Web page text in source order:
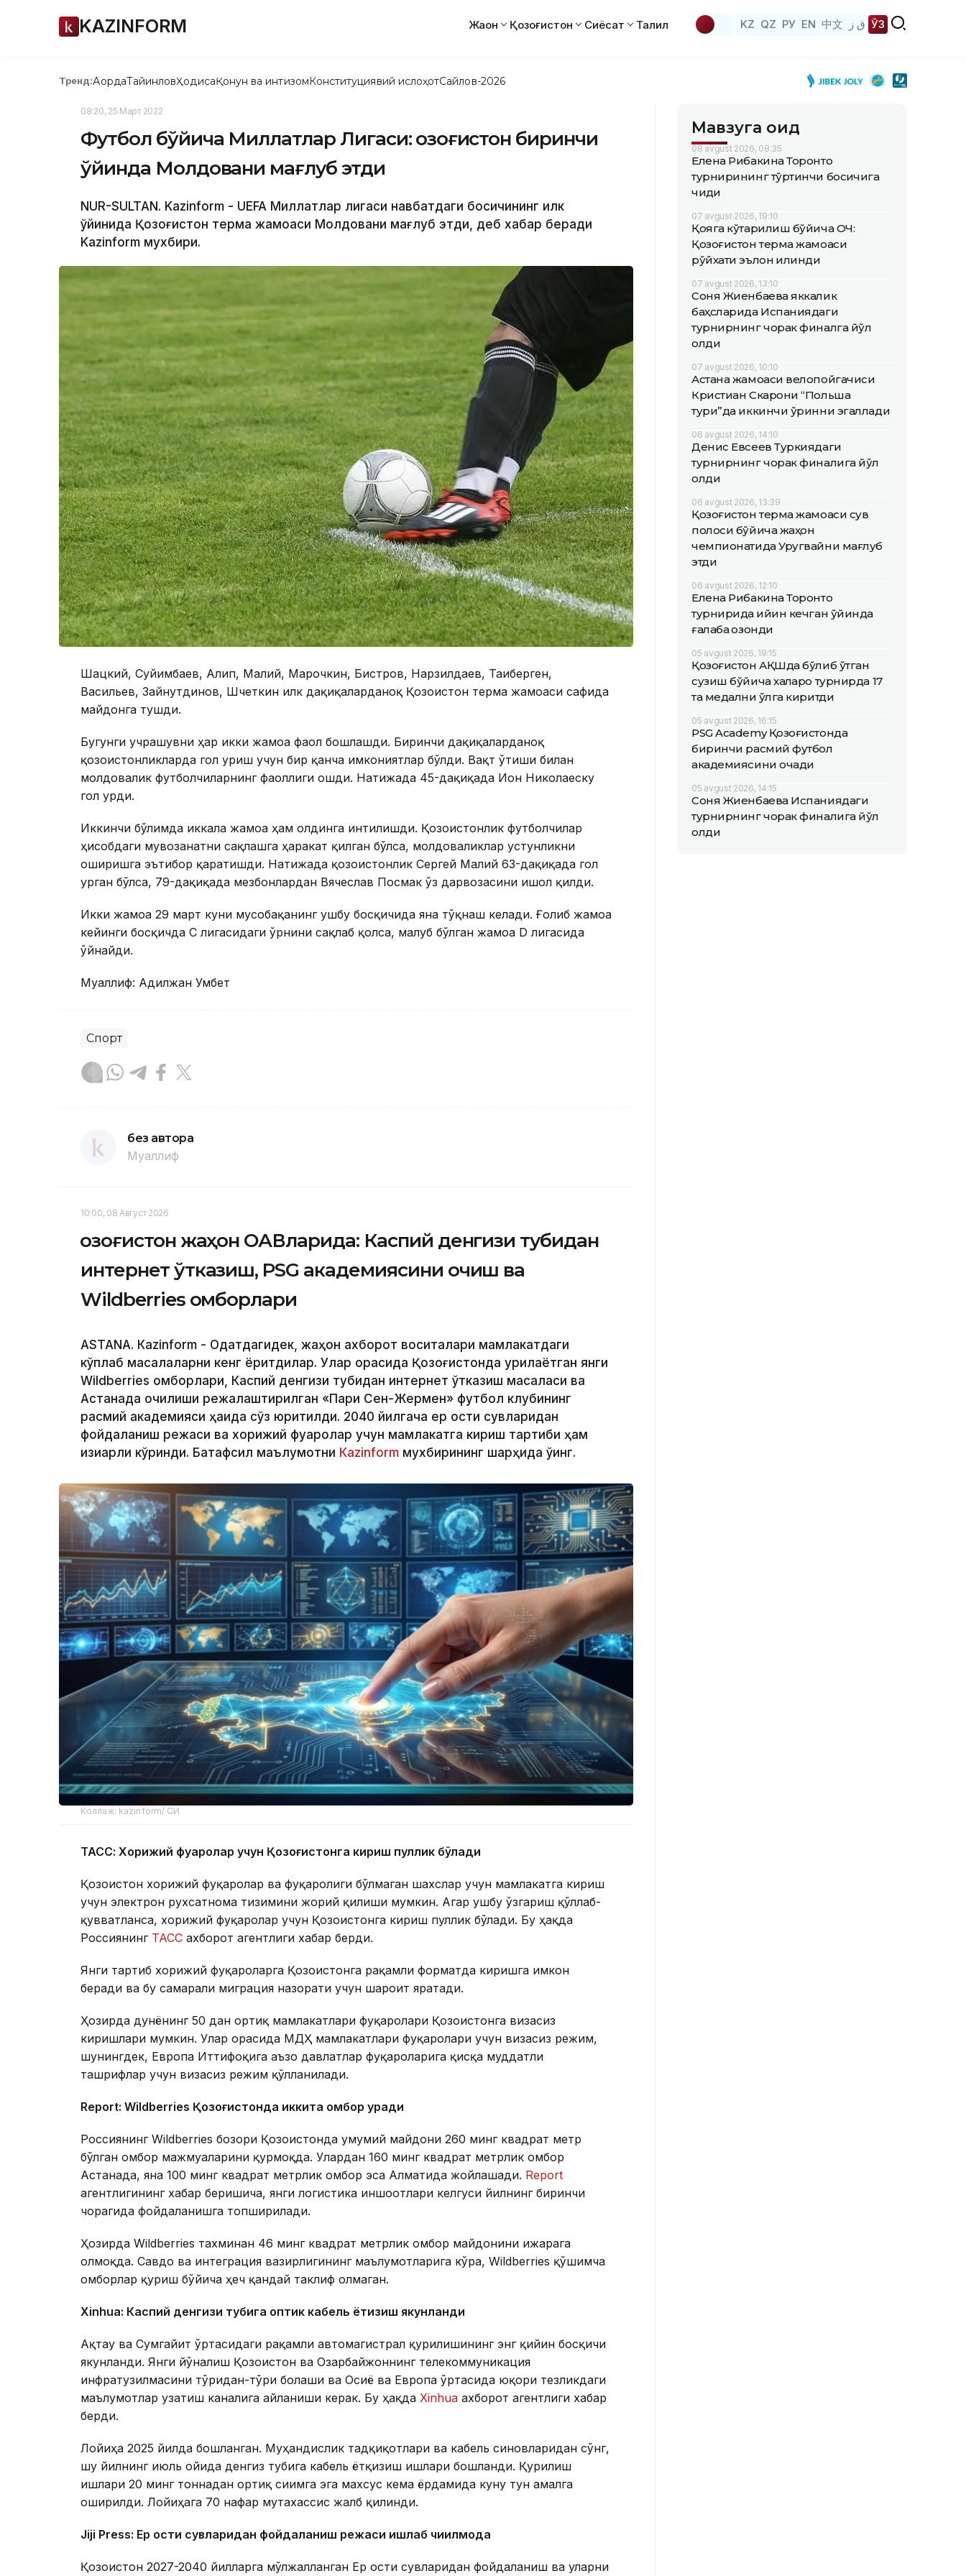
KAZINFORM Жаҳон Қозоғистон Сиёсат Таҳлил KZ QZ РУ EN 中文 ق ز ЎЗ
Тренд:АқордаТайинловҲодисаҚонун ва интизомКонституциявий ислоҳотСайлов-2026
08:20, 25 Март 2022
Футбол бўйича Миллатлар Лигаси: Қозоғистон биринчи
ўйинда Молдовани мағлуб этди
NUR-SULTAN. Kazinform - UEFA Миллатлар лигаси навбатдаги босқичининг илк
ўйинида Қозоғистон терма жамоаси Молдовани мағлуб этди, деб хабар беради
Kazinform мухбири.
Шацкий, Суйимбаев, Алип, Малий, Марочкин, Бистров, Нарзилдаев, Тағиберген,
Васильев, Зайнутдинов, Шчеткин илк дақиқаларданоқ Қозоғистон терма жамоаси сафида
майдонга тушди.
Бугунги учрашувни ҳар икки жамоа фаол бошлашди. Биринчи дақиқаларданоқ
қозоғистонликларда гол уриш учун бир қанча имкониятлар бўлди. Вақт ўтиши билан
молдовалик футболчиларнинг фаоллиги ошди. Натижада 45-дақиқада Ион Николаеску
гол урди.
Иккинчи бўлимда иккала жамоа ҳам олдинга интилишди. Қозоғистонлик футболчилар
ҳисобдаги мувозанатни сақлашга ҳаракат қилган бўлса, молдоваликлар устунликни
оширишга эътибор қаратишди. Натижада қозоғистонлик Сергей Малий 63-дақиқада гол
урган бўлса, 79-дақиқада мезбонлардан Вячеслав Посмак ўз дарвозасини ишғол қилди.
Икки жамоа 29 март куни мусобақанинг ушбу босқичида яна тўқнаш келади. Ғолиб жамоа
кейинги босқичда C лигасидаги ўрнини сақлаб қолса, мағлуб бўлган жамоа D лигасида
ўйнайди.
Муаллиф: Адилжан Умбет
Спорт
без автора
Муаллиф
10:00, 08 Август 2026
Қозоғистон жаҳон ОАВларида: Каспий денгизи тубидан
интернет ўтказиш, PSG академиясини очиш ва
Wildberries омборлари
ASTANА. Кazinform - Одатдагидек, жаҳон ахборот воситалари мамлакатдаги
кўплаб масалаларни кенг ёритдилар. Улар орасида Қозоғистонда қурилаётган янги
Wildberries омборлари, Каспий денгизи тубидан интернет ўтказиш масаласи ва
Астанада очилиши режалаштирилган «Пари Сен-Жермен» футбол клубининг
расмий академияси ҳақида сўз юритилди. 2040 йилгача ер ости сувларидан
фойдаланиш режаси ва хорижий фуқаролар учун мамлакатга кириш тартиби ҳам
қизиқарли кўринди. Батафсил маълумотни Кazinform мухбирининг шарҳида ўқинг.
Коллаж: kazinform/ СИ
ТАСС: Хорижий фуқаролар учун Қозоғистонга кириш пуллик бўлади
Қозоғистон хорижий фуқаролар ва фуқаролиги бўлмаган шахслар учун мамлакатга кириш
учун электрон рухсатнома тизимини жорий қилиши мумкин. Агар ушбу ўзгариш қўллаб-
қувватланса, хорижий фуқаролар учун Қозоғистонга кириш пуллик бўлади. Бу ҳақда
Россиянинг ТАСС ахборот агентлиги хабар берди.
Янги тартиб хорижий фуқароларга Қозоғистонга рақамли форматда киришга имкон
беради ва бу самарали миграция назорати учун шароит яратади.
Ҳозирда дунёнинг 50 дан ортиқ мамлакатлари фуқаролари Қозоғистонга визасиз
киришлари мумкин. Улар орасида МДҲ мамлакатлари фуқаролари учун визасиз режим,
шунингдек, Европа Иттифоқига аъзо давлатлар фуқароларига қисқа муддатли
ташрифлар учун визасиз режим қўлланилади.
Report: Wildberries Қозоғистонда иккита омбор қуради
Россиянинг Wildberries бозори Қозоғистонда умумий майдони 260 минг квадрат метр
бўлган омбор мажмуаларини қурмоқда. Улардан 160 минг квадрат метрлик омбор
Астанада, яна 100 минг квадрат метрлик омбор эса Алматида жойлашади. Report
агентлигининг хабар беришича, янги логистика иншоотлари келгуси йилнинг биринчи
чорагида фойдаланишга топширилади.
Ҳозирда Wildberries тахминан 46 минг квадрат метрлик омбор майдонини ижарага
олмоқда. Савдо ва интеграция вазирлигининг маълумотларига кўра, Wildberries қўшимча
омборлар қуриш бўйича ҳеч қандай таклиф олмаган.
Xinhuа: Каспий денгизи тубига оптик кабель ётқизиш якунланди
Ақтау ва Сумгайит ўртасидаги рақамли автомагистрал қурилишининг энг қийин босқичи
якунланди. Янги йўналиш Қозоғистон ва Озарбайжоннинг телекоммуникация
инфратузилмасини тўғридан-тўғри боғлаши ва Осиё ва Европа ўртасида юқори тезликдаги
маълумотлар узатиш каналига айланиши керак. Бу ҳақда Xinhua ахборот агентлиги хабар
берди.
Лойиҳа 2025 йилда бошланган. Муҳандислик тадқиқотлари ва кабель синовларидан сўнг,
шу йилнинг июль ойида денгиз тубига кабель ётқизиш ишлари бошланди. Қурилиш
ишлари 20 минг тоннадан ортиқ сиғимга эга махсус кема ёрдамида куну тун амалга
оширилди. Лойиҳага 70 нафар мутахассис жалб қилинди.
Jiji Press: Ер ости сувларидан фойдаланиш режаси ишлаб чиқилмоқда
Қозоғистон 2027-2040 йилларга мўлжалланган Ер ости сувларидан фойдаланиш ва уларни
Мавзуга оид
08 avgust 2026, 08:35
Елена Рибакина Торонто
турнирининг тўртинчи босқичига
чиқди
07 avgust 2026, 19:10
Қояга кўтарилиш бўйича ОЧ:
Қозоғистон терма жамоаси
рўйхати эълон қилинди
07 avgust 2026, 13:10
Соня Жиенбаева яккалик
баҳсларида Испаниядаги
турнирнинг чорак финалга йўл
олди
07 avgust 2026, 10:10
Астана жамоаси велопойгачиси
Кристиан Скарони “Польша
тури”да иккинчи ўринни эгаллади
06 avgust 2026, 14:10
Денис Евсеев Туркиядаги
турнирнинг чорак финалига йўл
олди
06 avgust 2026, 13:39
Қозоғистон терма жамоаси сув
полоси бўйича жаҳон
чемпионатида Уругвайни мағлуб
этди
06 avgust 2026, 12:10
Елена Рибакина Торонто
турнирида қийин кечган ўйинда
ғалаба қозонди
05 avgust 2026, 19:15
Қозоғистон АҚШда бўлиб ўтган
сузиш бўйича халқаро турнирда 17
та медални қўлга киритди
05 avgust 2026, 16:15
PSG Academy Қозоғистонда
биринчи расмий футбол
академиясини очади
05 avgust 2026, 14:15
Соня Жиенбаева Испаниядаги
турнирнинг чорак финалига йўл
олди